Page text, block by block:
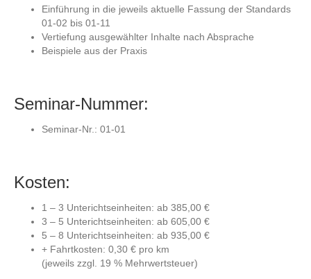
Einführung in die jeweils aktuelle Fassung der Standards
01-02 bis 01-11
Vertiefung ausgewählter Inhalte nach Absprache
Beispiele aus der Praxis
Seminar-Nummer:
Seminar-Nr.: 01-01
Kosten:
1 – 3 Unterichtseinheiten: ab 385,00 €
3 – 5 Unterichtseinheiten: ab 605,00 €
5 – 8 Unterichtseinheiten: ab 935,00 €
+ Fahrtkosten: 0,30 € pro km
(jeweils zzgl. 19 % Mehrwertsteuer)